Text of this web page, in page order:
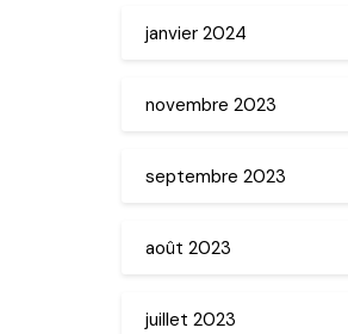
janvier 2024
novembre 2023
septembre 2023
août 2023
juillet 2023